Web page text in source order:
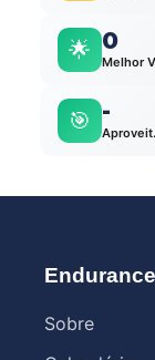
🌟 0
Melhor
🎯 -
Sobre